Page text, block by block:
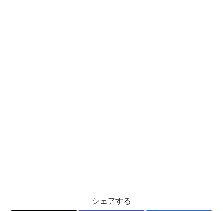
シェアする